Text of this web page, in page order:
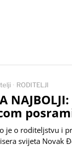
· RODITELJI
je o roditeljstvu i
svijeta Novak